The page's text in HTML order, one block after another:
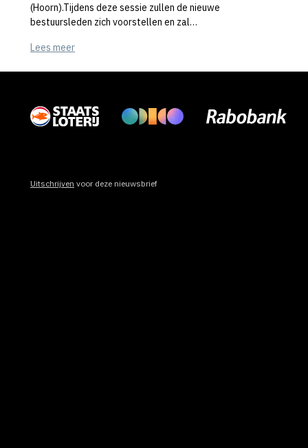
(Hoorn).Tijdens deze sessie zullen de nieuwe
bestuursleden zich voorstellen en zal…
Lees meer
Uitschrijven voor deze nieuwsbrief